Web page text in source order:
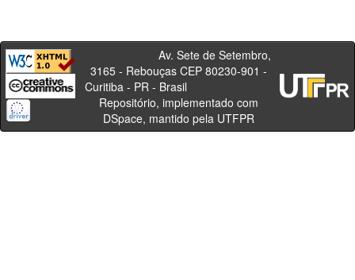
Av. Sete de Setembro,
3165 - Rebouças CEP 80230-901 -
Curitiba - PR - Brasil
Repositório, implementado com
DSpace, mantido pela UTFPR